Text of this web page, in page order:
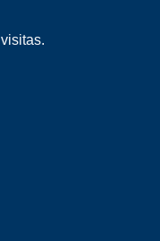
visitas.